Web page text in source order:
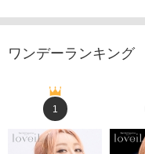
ワンデーランキング
1